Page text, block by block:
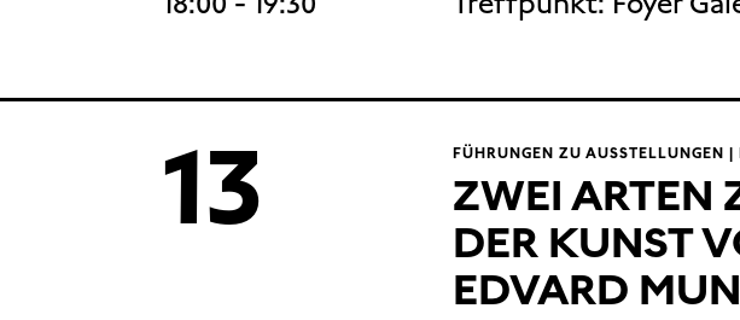
13 FÜHRUNGEN ZU AUSSTELLUNGEN
ZWEI ARTEN
DER KUNST
EDVARD